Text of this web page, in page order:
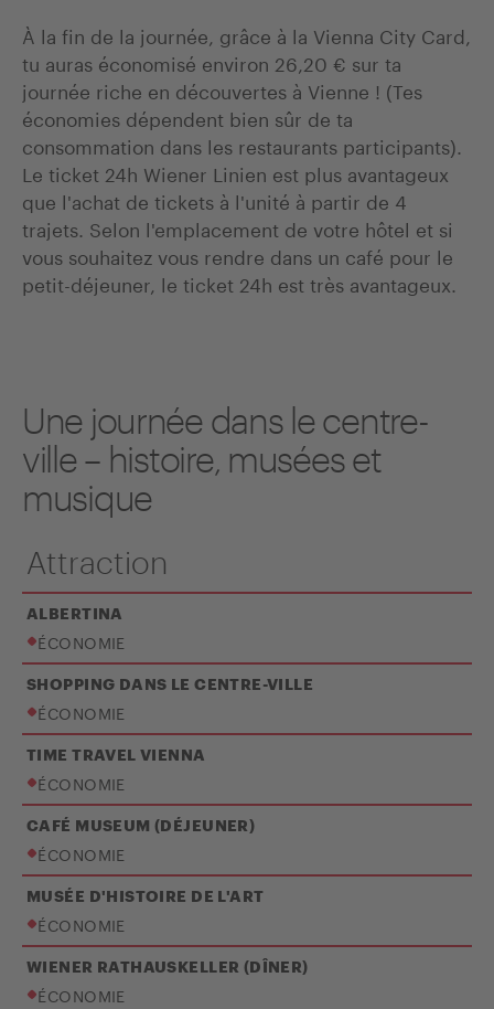
À la fin de la journée, grâce à la Vienna City Card,
tu auras économisé environ 26,20 € sur ta
journée riche en découvertes à Vienne ! (Tes
économies dépendent bien sûr de ta
consommation dans les restaurants participants).
Le ticket 24h Wiener Linien est plus avantageux
que l'achat de tickets à l'unité à partir de 4
trajets. Selon l'emplacement de votre hôtel et si
vous souhaitez vous rendre dans un café pour le
petit-déjeuner, le ticket 24h est très avantageux.
Une journée dans le centre-
ville – histoire, musées et
musique
Attraction
ALBERTINA
ÉCONOMIE
SHOPPING DANS LE CENTRE-VILLE
ÉCONOMIE
TIME TRAVEL VIENNA
ÉCONOMIE
CAFÉ MUSEUM (DÉJEUNER)
ÉCONOMIE
MUSÉE D'HISTOIRE DE L'ART
ÉCONOMIE
WIENER RATHAUSKELLER (DÎNER)
ÉCONOMIE